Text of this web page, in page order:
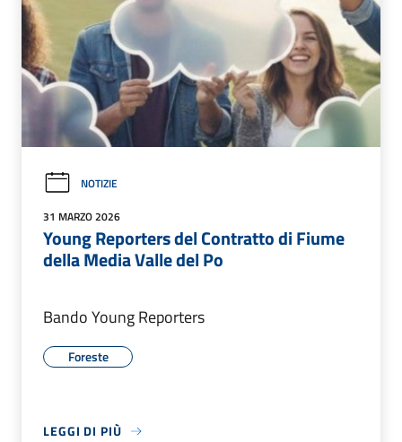
NOTIZIE
31 MARZO 2026
Young Reporters del Contratto di Fiume
della Media Valle del Po
Bando Young Reporters
Foreste
LEGGI DI PIÙ